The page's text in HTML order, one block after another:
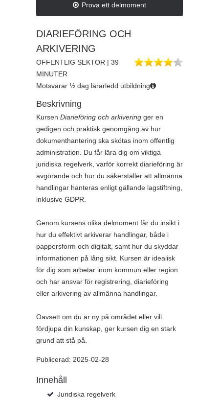
Prova ett delmoment
DIARIEFÖRING OCH
ARKIVERING
OFFENTLIG SEKTOR | 39
MINUTER
Motsvarar ½ dag lärarledd utbildning
Beskrivning
Kursen Diarieföring och arkivering ger en
gedigen och praktisk genomgång av hur
dokumenthantering ska skötas inom offentlig
administration. Du får lära dig om viktiga
juridiska regelverk, varför korrekt diarieföring är
avgörande och hur du säkerställer att allmänna
handlingar hanteras enligt gällande lagstiftning,
inklusive GDPR.
Genom kursens olika delmoment får du insikt i
hur du effektivt arkiverar handlingar, både i
pappersform och digitalt, samt hur du skyddar
informationen på lång sikt. Kursen är idealisk
för dig som arbetar inom kommun eller region
och har ansvar för registrering, diarieföring
eller arkivering av allmänna handlingar.
Oavsett om du är ny på området eller vill
fördjupa din kunskap, ger kursen dig en stark
grund att stå på.
Publicerad: 2025-02-28
Innehåll
Juridiska regelverk